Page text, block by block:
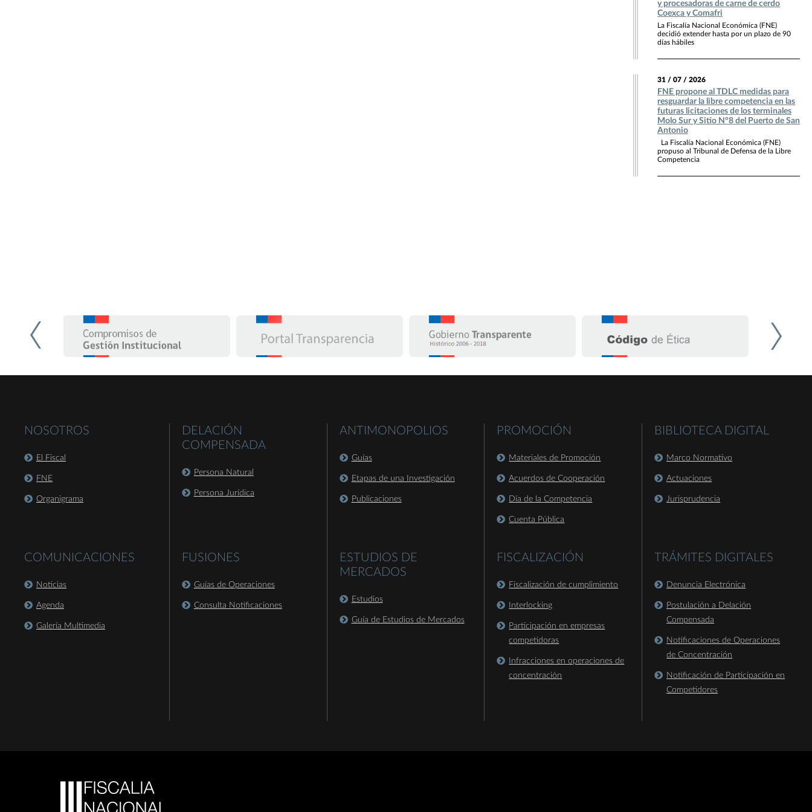
y procesadoras de carne de cerdo
Coexca y Comafri
La Fiscalía Nacional Económica (FNE)
decidió extender hasta por un plazo de 90
días hábiles
31 / 07 / 2026
FNE propone al TDLC medidas para
resguardar la libre competencia en las
futuras licitaciones de los terminales
Molo Sur y Sitio N°8 del Puerto de San
Antonio
La Fiscalía Nacional Económica (FNE)
propuso al Tribunal de Defensa de la Libre
Competencia
NOSOTROS
El Fiscal
FNE
Organigrama
COMUNICACIONES
Noticias
Agenda
Galería Multimedia
DELACIÓN
COMPENSADA
Persona Natural
Persona Jurídica
FUSIONES
Guías de Operaciones
Consulta Notificaciones
ANTIMONOPOLIOS
Guías
Etapas de una Investigación
Publicaciones
ESTUDIOS DE
MERCADOS
Estudios
Guía de Estudios de Mercados
PROMOCIÓN
Materiales de Promoción
Acuerdos de Cooperación
Día de la Competencia
Cuenta Pública
FISCALIZACIÓN
Fiscalización de cumplimiento
Interlocking
Participación en empresas
competidoras
Infracciones en operaciones de
concentración
BIBLIOTECA DIGITAL
Marco Normativo
Actuaciones
Jurisprudencia
TRÁMITES DIGITALES
Denuncia Electrónica
Postulación a Delación
Compensada
Notificaciones de Operaciones
de Concentración
Notificación de Participación en
Competidores